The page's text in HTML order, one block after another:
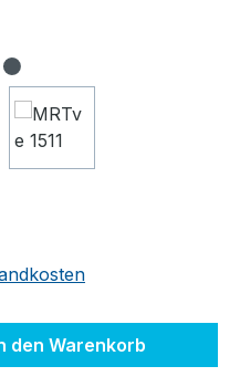
den
den Warenkorb